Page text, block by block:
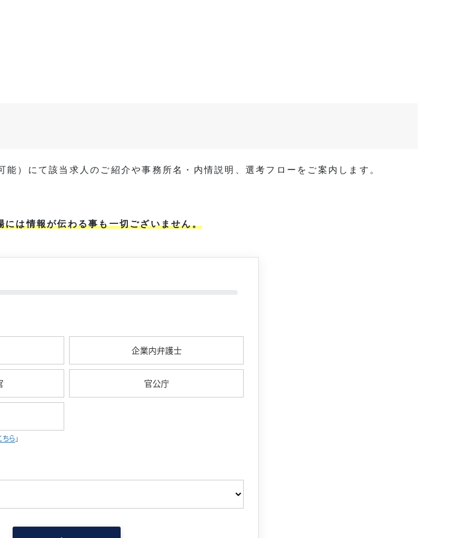
）にて該当求人のご紹介や事務所名・内情説明、選考フローをご案内します。
は情報が伝わる事も一切ございません。
企業内弁護士
官公庁
ちら 」